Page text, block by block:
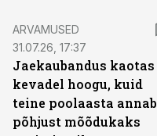
ARVAMUSED
31.07.26, 17:37
Jaekaubandus kaotas
kevadel hoogu, kuid
teine poolaasta annab
põhjust mõõdukaks